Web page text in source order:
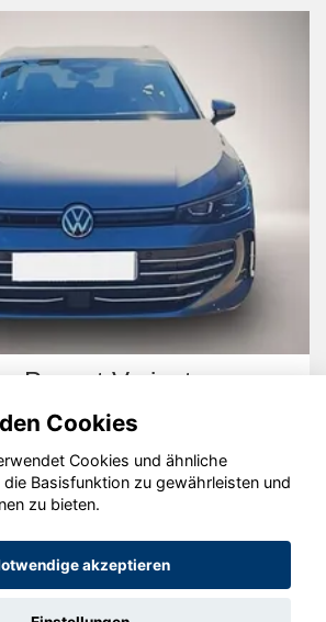
Passat Variant
GmbH 2020 - 2026
Cookies
Cookies und ähnliche
Basisfunktion zu gewährleisten und
zu bieten.
akzeptieren